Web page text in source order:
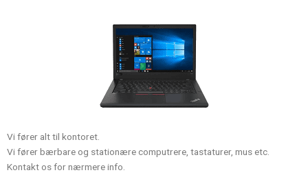
Vi fører alt til kontoret.
Vi fører bærbare og stationære computrere, tastaturer, mus etc.
Kontakt os for nærmere info.